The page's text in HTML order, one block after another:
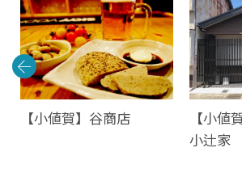
【小値賀】谷商店
【小値
小辻家